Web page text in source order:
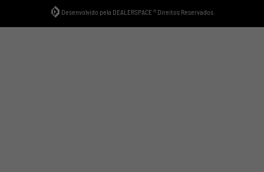
Desenvolvido pela DEALERSPACE ® Direitos Reservados.